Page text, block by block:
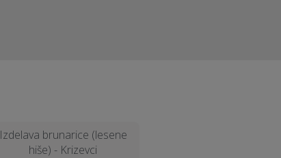
Izdelava brunarice (lesene
hiše) - Krizevci